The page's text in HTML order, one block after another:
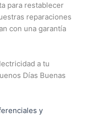
para restablecer
reparaciones
con una garantía
a tu
Días Buenas
y